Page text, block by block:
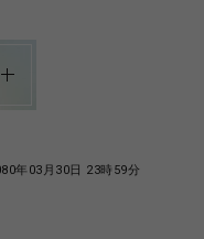
年03月30日 23時59分